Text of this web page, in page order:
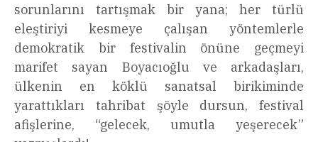
sorunlarını tartışmak bir yana; her türlü
eleştiriyi kesmeye çalışan yöntemlerle
demokratik bir festivalin önüne geçmeyi
marifet sayan Boyacıoğlu ve arkadaşları,
ülkenin en köklü sanatsal birikiminde
yarattıkları tahribat şöyle dursun, festival
afişlerine, “gelecek, umutla yeşerecek”